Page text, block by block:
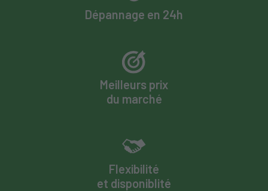
Dépannage en 24h
Meilleurs prix
du marché
Flexibilité
et disponiblité